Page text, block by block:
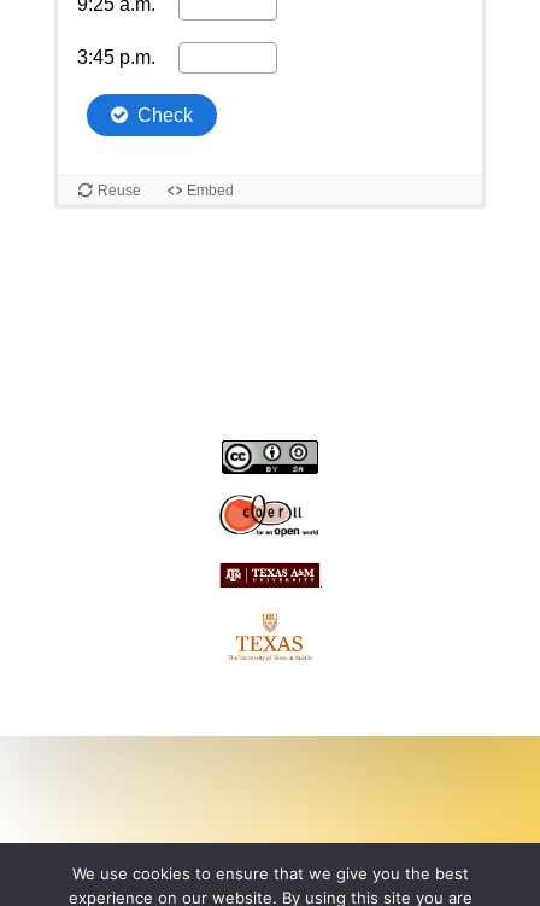
We use cookies to ensure that we give you the best
experience on our website. By using this site you are